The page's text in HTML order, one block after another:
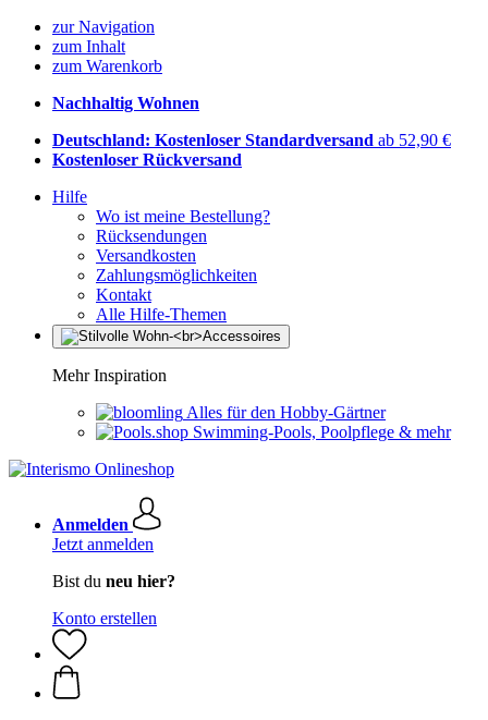
zur Navigation
zum Inhalt
zum Warenkorb
Nachhaltig Wohnen
Deutschland: Kostenloser Standardversand ab 52,90 €
Kostenloser Rückversand
Hilfe
Wo ist meine Bestellung?
Rücksendungen
Versandkosten
Zahlungsmöglichkeiten
Kontakt
Alle Hilfe-Themen
Mehr Inspiration
Alles für den Hobby-Gärtner
Swimming-Pools, Poolpflege & mehr
Anmelden
Jetzt anmelden
Bist du neu hier?
Konto erstellen